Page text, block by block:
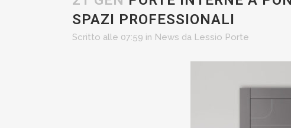
SPAZI PROFESSIONALI
Scritto alle 07:59 in News da Lessio Porte